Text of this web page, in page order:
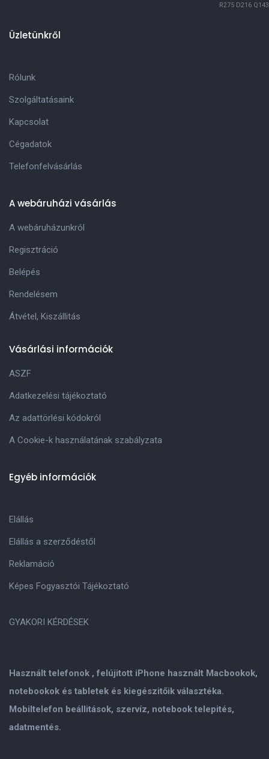
R275 D216 Q143
Használt telefonok , felújitott iPhone használt Macbookok,
notebookok és tabletek és kiegészitőik választéka.
Mobiltelefon beállitások, szervíz, notebook telepités,
adatmentés.
Üzletünkről
Rólunk
Szolgáltatásaink
Kapcsolat
Cégadatok
Telefonfelvásárlás
A webáruházi vásárlás
A webáruházunkról
Regisztráció
Belépés
Rendelésem
Átvétel, Kiszállitás
Vásárlási információk
ASZF
Adatkezelési tájékoztató
Az adattörlési kódokról
A Cookie-k használatának szabályzata
Egyéb információk
Elállás
Elállás a szerződéstől
Reklamáció
Képes Fogyasztói Tájékoztató
GYAKORI KÉRDÉSEK